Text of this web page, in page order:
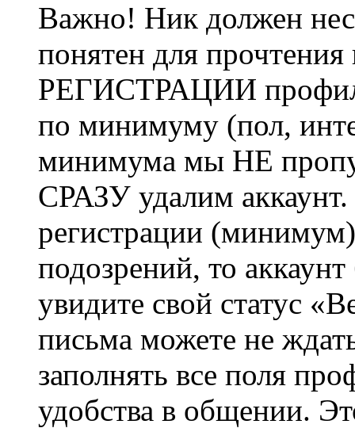
Важно! Ник должен
понятен для
РЕГИСТРАЦИИ профиль
по минимуму (пол,
минимума мы НЕ
СРАЗУ удалим
регистрации
подозрений, то
увидите свой статус
письма можете не
заполнять все поля
удобства в общении.